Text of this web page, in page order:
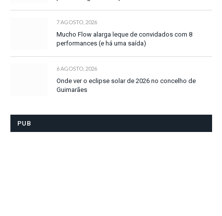
7 AGOSTO, 2026
Mucho Flow alarga leque de convidados com 8
performances (e há uma saída)
6 AGOSTO, 2026
Onde ver o eclipse solar de 2026 no concelho de
Guimarães
PUB